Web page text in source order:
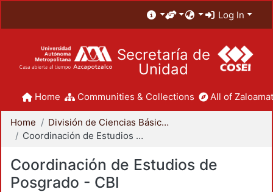
Log In
Secretaría de
Unidad
Home Communities & Collections All of
Home
División de Ciencias Básicas e Ingeniería
Coordinación de Estudios de Posgrado - CBI
Coordinación de Estudios de
Posgrado - CBI